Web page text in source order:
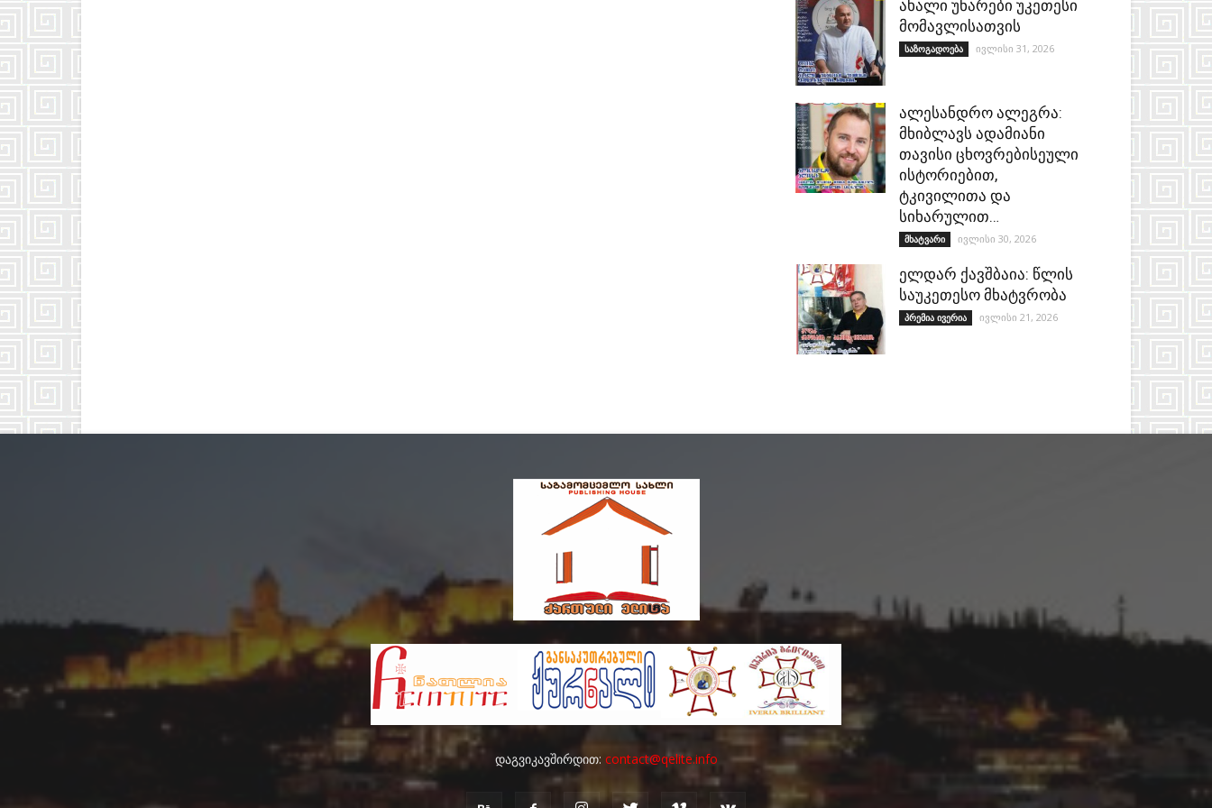
ახალი უნარები უკეთესი
მომავლისათვის
საზოგადოება ივლისი 31, 2026
ალესანდრო ალეგრა:
მხიბლავს ადამიანი
თავისი ცხოვრებისეული
ისტორიებით,
ტკივილითა და
სიხარულით…
მხატვარი ივლისი 30, 2026
ელდარ ქავშბაია: წლის
საუკეთესო მხატვრობა
პრემია ივერია ივლისი 21, 2026
დაგვიკავშირდით: contact@qelite.info